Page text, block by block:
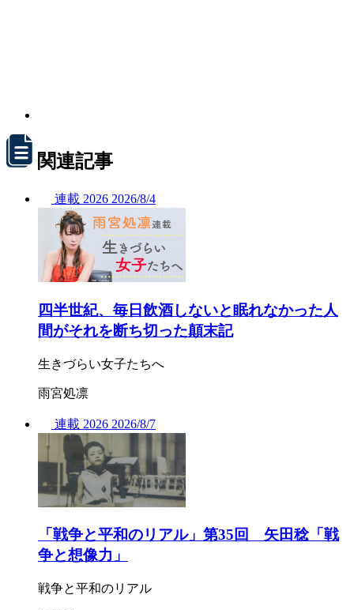
関連記事
連載 2026 2026/8/4
四半世紀、毎日飲酒しないと眠れなかった人
間がそれを断ち切った顛末記
生きづらい女子たちへ
雨宮処凛
連載 2026 2026/8/7
「戦争と平和のリアル」第35回 矢田稔「戦
争と想像力」
戦争と平和のリアル